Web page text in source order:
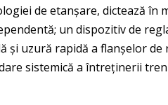
de etanșare, dictează în
un dispozitiv de
și uzură rapidă a flanșelor de
sistemică a întreținerii